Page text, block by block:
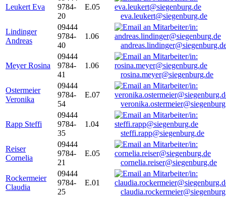
Leukert Eva
9784-
20
E.05
eva.leukert@siegenburg.de
Lindinger
Andreas
09444
9784-
40
1.06
Meyer Rosina
09444
9784-
41
1.06
rosina.meyer@siegenburg.de
Ostermeier
Veronika
09444
9784-
54
E.07
Rapp Steffi
09444
9784-
35
1.04
steffi.rapp@siegenburg.de
Reiser
Cornelia
09444
9784-
21
E.05
cornelia.reiser@siegenburg.de
Rockermeier
Claudia
09444
9784-
25
E.01